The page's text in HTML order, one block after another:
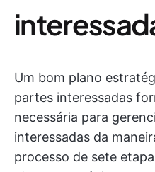
Um bom plano
partes interessadas
necessária para
interessadas da
processo de sete